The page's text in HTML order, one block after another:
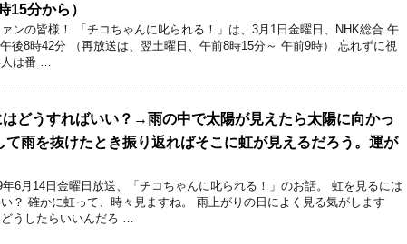
15分から）
ンの皆様！ 「チコちゃんに叱られる！」​は、3月1日金曜日、NHK総合 午
後8時42分 （再放送は、翌土曜日、午前8時15分～ 午前9時） 忘れずに視
人は番 …
どうすればいい？→雨の中で太陽が見えたら太陽に向かっ
て雨を抜けたとき振り返ればそこに虹が見えるだろう。運が
6月14日金曜日放送、「チコちゃんに叱られる！」のお話。 虹を見るには
？ 確かに虹って、時々見ますね。 雨上がりの日によく見る気がします
うしたらいいんだろ …